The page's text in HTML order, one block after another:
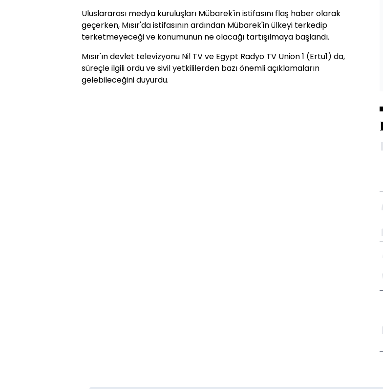
Uluslararası medya kuruluşları Mübarek'in istifasını flaş haber olarak
geçerken, Mısır'da istifasının ardından Mübarek'in ülkeyi terkedip
terketmeyeceği ve konumunun ne olacağı tartışılmaya başlandı.
Mısır'ın devlet televizyonu Nil TV ve Egypt Radyo TV Union 1 (Ertu1) da,
süreçle ilgili ordu ve sivil yetkililerden bazı önemli açıklamaların
gelebileceğini duyurdu.